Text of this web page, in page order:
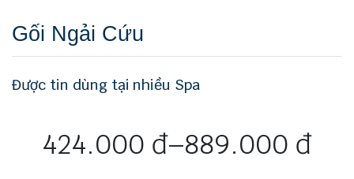
Gối Ngải Cứu
Được tin dùng tại nhiều Spa
424.000 đ–889.000 đ
Khoảng